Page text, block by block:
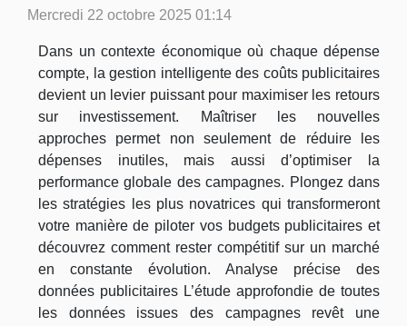
Mercredi 22 octobre 2025 01:14
Dans un contexte économique où chaque dépense
compte, la gestion intelligente des coûts publicitaires
devient un levier puissant pour maximiser les retours
sur investissement. Maîtriser les nouvelles
approches permet non seulement de réduire les
dépenses inutiles, mais aussi d’optimiser la
performance globale des campagnes. Plongez dans
les stratégies les plus novatrices qui transformeront
votre manière de piloter vos budgets publicitaires et
découvrez comment rester compétitif sur un marché
en constante évolution. Analyse précise des
données publicitaires L’étude approfondie de toutes
les données issues des campagnes revêt une